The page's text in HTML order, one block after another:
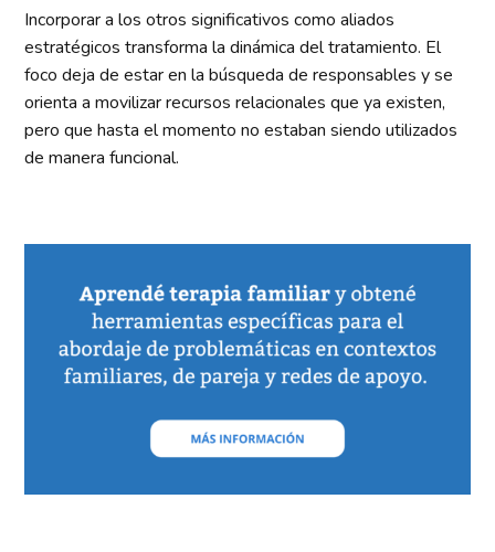
Incorporar a los otros significativos como aliados
estratégicos transforma la dinámica del tratamiento. El
foco deja de estar en la búsqueda de responsables y se
orienta a movilizar recursos relacionales que ya existen,
pero que hasta el momento no estaban siendo utilizados
de manera funcional.